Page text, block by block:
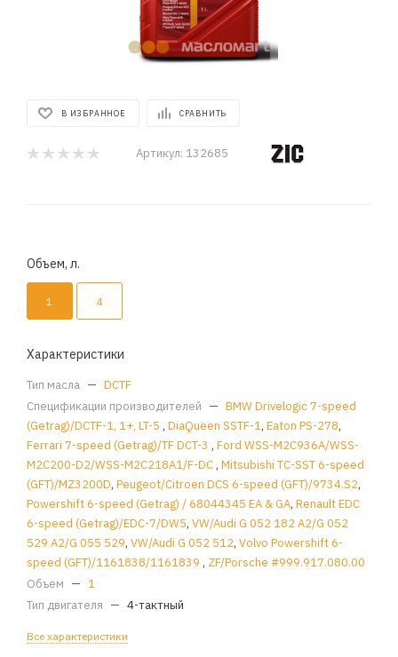
В ИЗБРАННОЕ СРАВНИТЬ
Артикул: 132685
Объем, л.
1 4
Характеристики
Тип масла — DCTF
Спецификации производителей — BMW Drivelogic 7-speed
(Getrag)/DCTF-1, 1+, LT-5 , DiaQueen SSTF-1, Eaton PS-278,
Ferrari 7-speed (Getrag)/TF DCT-3 , Ford WSS-M2C936A/WSS-
M2C200-D2/WSS-M2C218A1/F-DC, Mitsubishi TC-SST 6-speed
(GFT)/MZ3200D, Peugeot/Citroen DCS 6-speed (GFT)/9734.S2,
Powershift 6-speed (Getrag) / 68044345 EA & GA, Renault EDC
6-speed (Getrag)/EDC-7/DW5, VW/Audi G 052 182 A2/G 052
529 A2/G 055 529, VW/Audi G 052 512, Volvo Powershift 6-
speed (GFT)/1161838/1161839 , ZF/Porsche #999.917.080.00
Объем — 1
Тип двигателя — 4-тактный
Все характеристики